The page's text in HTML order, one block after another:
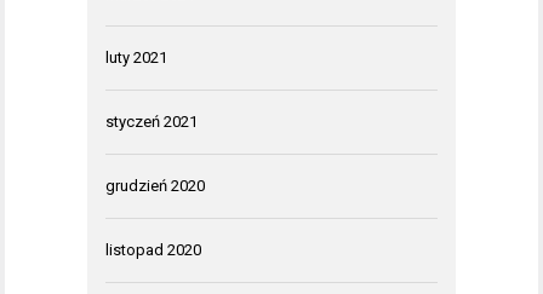
luty 2021
styczeń 2021
grudzień 2020
listopad 2020